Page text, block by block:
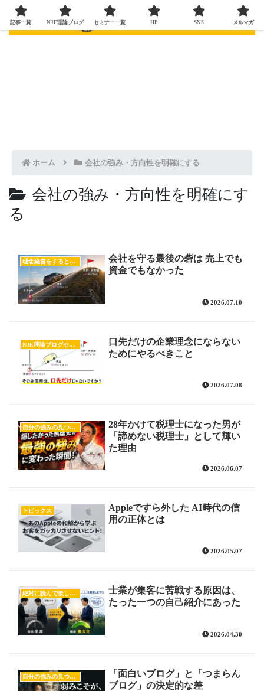
ホーム 会社の強み・方向性を明確にする
会社の強み・方向性を明確にす
る
理念経営をすると売上が上がる！
会社を守る最後の砦は 売上でも
資金でもなかった
2026.07.10
NJE理論ブログセミナー認定講師養成講座
口先だけの企業理念にならない
ためにやるべきこと
2026.07.08
自分の強みの見つけ方
28年かけて税理士になった男が
「諦めない税理士」として輝い
た理由
2026.06.07
トピックス
Appleですら外した AI時代の信
用の正体とは
2026.05.07
絶対に読んで欲しいオススメ記事
士業が集客に苦戦する原因は、
たった一つの自己紹介にあった
2026.04.30
自分の強みの見つけ方
「面白いブログ」と「つまらん
ブログ」の決定的な差
記事一覧 NJE理論ブログ セミナー一覧 HP SNS メルマガ